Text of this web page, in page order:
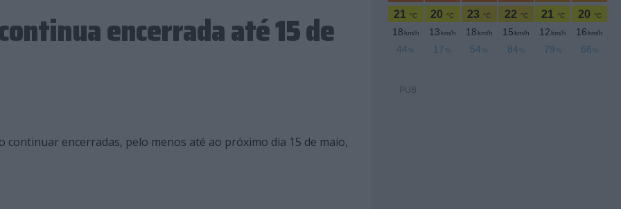
encerrada até 15 de
encerradas, pelo menos até ao próximo dia 15 de maio,
PUB